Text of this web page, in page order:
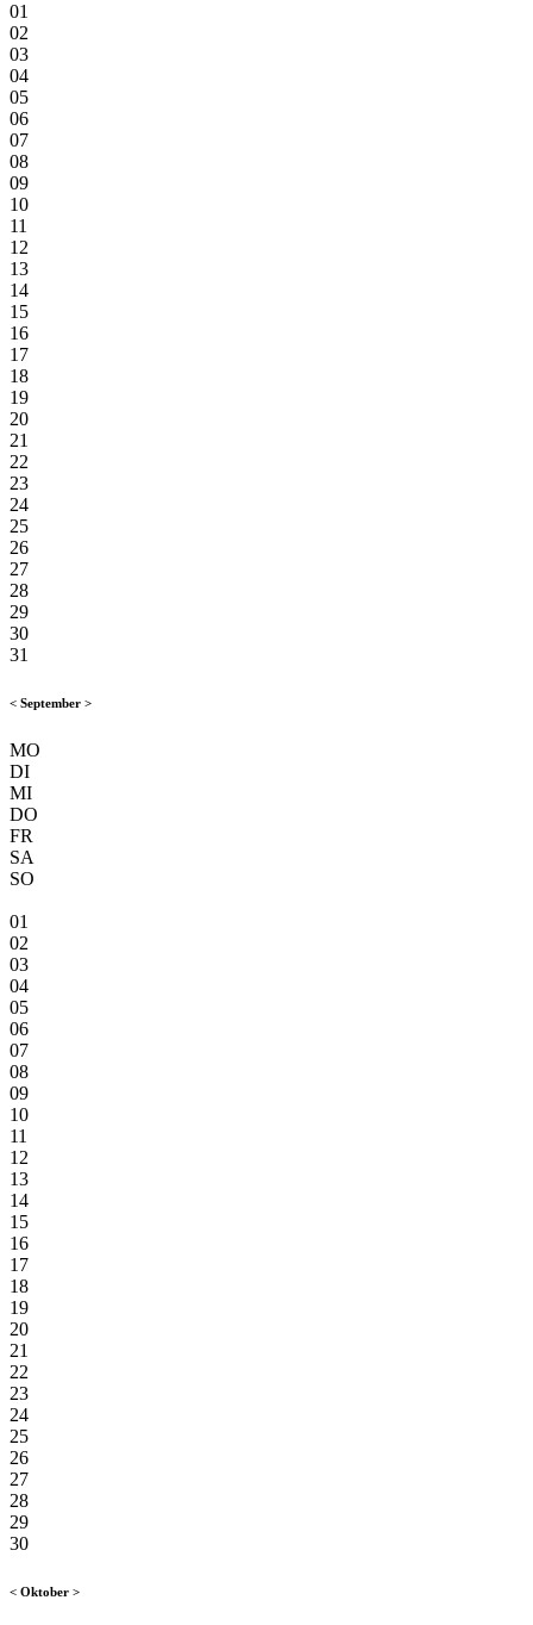
01
02
03
04
05
06
07
08
09
10
11
12
13
14
15
16
17
18
19
20
21
22
23
24
25
26
27
28
29
30
31
< September >
MO
DI
MI
DO
FR
SA
SO
01
02
03
04
05
06
07
08
09
10
11
12
13
14
15
16
17
18
19
20
21
22
23
24
25
26
27
28
29
30
< Oktober >